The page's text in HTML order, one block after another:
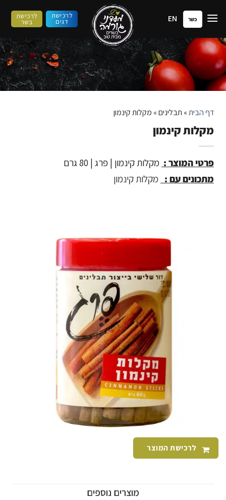
לתוכן
כשר EN לרכישת
דגים
לרכישת
בשר
דף הבית» תבלינים» מקלות קינמון
מקלות קינמון
פרטי המוצר : מקלות קינמון | פרג | 80 גרם
מתכונים עם : מקלות קינמון
לרכישת המוצר
מוצרים נוספים